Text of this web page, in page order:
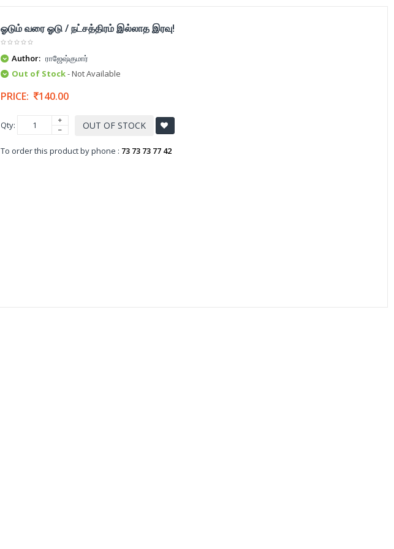
ஓடும் வரை ஓடு / நட்சத்திரம் இல்லாத இரவு!
Author: ராஜேஷ்குமார்
Out of Stock- Not Available
PRICE: 140.00
Qty: OUT OF STOCK
To order this product by phone : 73 73 73 77 42